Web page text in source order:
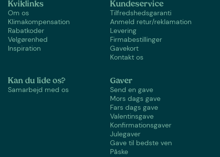
Kviklinks
Om os
Klimakompensation
Rabatkoder
Velgørenhed
Inspiration
Kundeservice
Tilfredshedsgaranti
Anmeld retur/reklamation
Levering
Firmabestillinger
Gavekort
Kontakt os
Kan du lide os?
Samarbejd med os
Gaver
Send en gave
Mors dags gave
Fars dags gave
Valentinsgave
Konfirmationsgaver
Julegaver
Gave til bedste ven
Påske